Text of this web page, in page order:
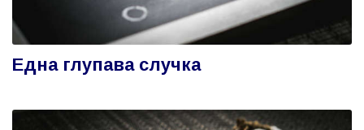
Една глупава случка